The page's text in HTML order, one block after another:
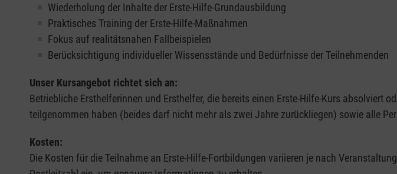
Wiederholung der Inhalte der Erste-Hilfe-Grundausbildung
Praktisches Training der Erste-Hilfe-Maßnahmen
Fokus auf realitätsnahen Fallbeispielen
Berücksichtigung individueller Wissensstände und Bedürfnisse der Teilnehmenden
Unser Kursangebot richtet sich an:
Betriebliche Ersthelferinnen und Ersthelfer, die bereits einen Erste-Hilfe-Kurs absolviert
teilgenommen haben (beides darf nicht mehr als zwei Jahre zurückliegen) sowie alle
Kosten:
Die Kosten für die Teilnahme an Erste-Hilfe-Fortbildungen variieren je nach